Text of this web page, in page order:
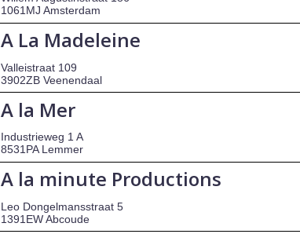
1061MJ Amsterdam
A La Madeleine
Valleistraat 109
3902ZB Veenendaal
A la Mer
Industrieweg 1 A
8531PA Lemmer
A la minute Productions
Leo Dongelmansstraat 5
1391EW Abcoude